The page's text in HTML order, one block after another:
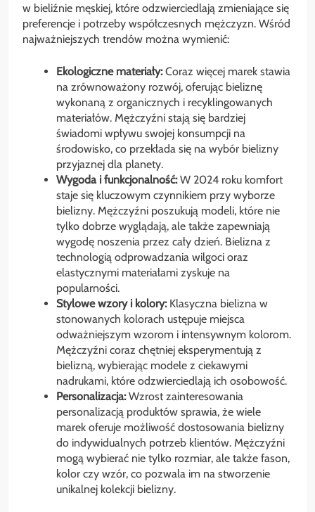
w bieliźnie męskiej, które odzwierciedlają zmieniające się
preferencje i potrzeby współczesnych mężczyzn. Wśród
najważniejszych trendów można wymienić:
Ekologiczne materiały:Coraz więcej marek stawia
na zrównoważony rozwój, oferując bieliznę
wykonaną z organicznych i recyklingowanych
materiałów. Mężczyźni stają się bardziej
świadomi wpływu swojej konsumpcji na
środowisko, co przekłada się na wybór bielizny
przyjaznej dla planety.
Wygoda i funkcjonalność:W 2024 roku komfort
staje się kluczowym czynnikiem przy wyborze
bielizny. Mężczyźni poszukują modeli, które nie
tylko dobrze wyglądają, ale także zapewniają
wygodę noszenia przez cały dzień. Bielizna z
technologią odprowadzania wilgoci oraz
elastycznymi materiałami zyskuje na
popularności.
Stylowe wzory i kolory:Klasyczna bielizna w
stonowanych kolorach ustępuje miejsca
odważniejszym wzorom i intensywnym kolorom.
Mężczyźni coraz chętniej eksperymentują z
bielizną, wybierając modele z ciekawymi
nadrukami, które odzwierciedlają ich osobowość.
Personalizacja:Wzrost zainteresowania
personalizacją produktów sprawia, że wiele
marek oferuje możliwość dostosowania bielizny
do indywidualnych potrzeb klientów. Mężczyźni
mogą wybierać nie tylko rozmiar, ale także fason,
kolor czy wzór, co pozwala im na stworzenie
unikalnej kolekcji bielizny.